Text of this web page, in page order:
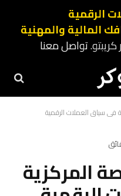
الرقمية
المالية والمهنية
تواصل معنا
في سياق العملات الرقمية
المركزية